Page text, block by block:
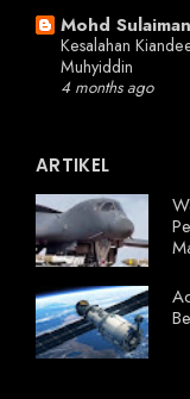
Mohd
Kesalahan
Muhyiddin
4 months ago
ARTIKEL